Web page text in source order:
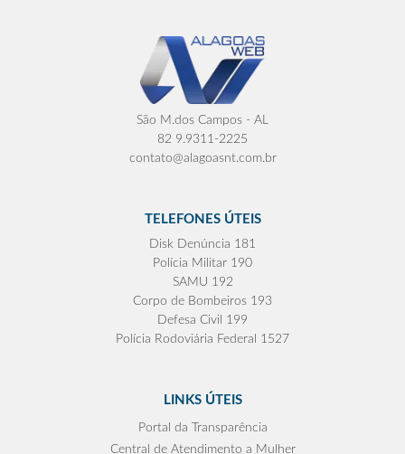
São M.dos Campos - AL
82 9.9311-2225
contato@alagoasnt.com.br
TELEFONES ÚTEIS
Disk Denúncia 181
Polícia Militar 190
SAMU 192
Corpo de Bombeiros 193
Defesa Civil 199
Polícia Rodoviária Federal 1527
LINKS ÚTEIS
Portal da Transparência
Central de Atendimento a Mulher